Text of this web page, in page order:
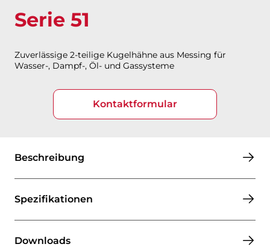
Serie 51
Zuverlässige 2-teilige Kugelhähne aus Messing für
Wasser-, Dampf-, Öl- und Gassysteme​​​​​​​
Kontaktformular
Beschreibung
Spezifikationen
Downloads